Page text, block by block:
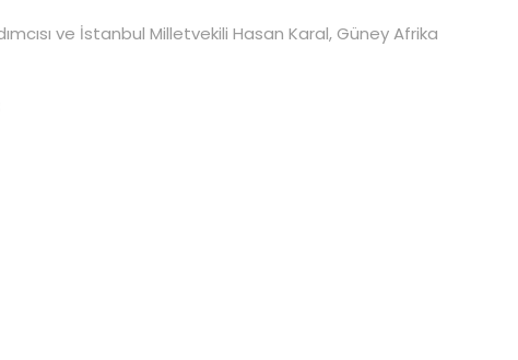
ve İstanbul Milletvekili Hasan Karal, Güney Afrika